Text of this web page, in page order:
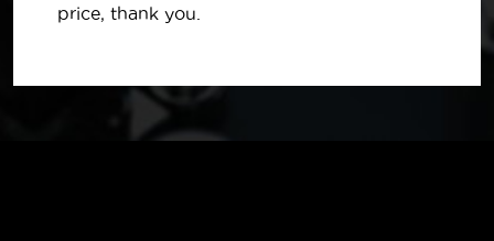
price, thank you.